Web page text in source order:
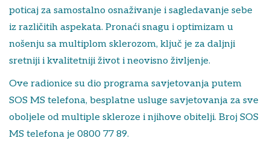
poticaj za samostalno osnaživanje i sagledavanje sebe
iz različitih aspekata. Pronaći snagu i optimizam u
nošenju sa multiplom sklerozom, ključ je za daljnji
sretniji i kvalitetniji život i neovisno življenje.
Ove radionice su dio programa savjetovanja putem
SOS MS telefona, besplatne usluge savjetovanja za sve
oboljele od multiple skleroze i njihove obitelji. Broj SOS
MS telefona je 0800 77 89.